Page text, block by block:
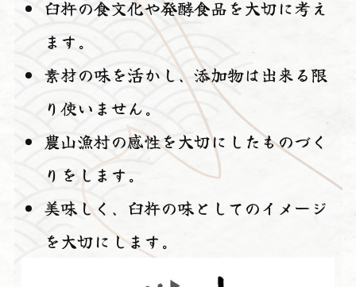
臼杵の食文化や発酵食品を大切に考え
ます。
素材の味を活かし、添加物は出来る限
り使いません。
農山漁村の感性を大切にしたものづく
りをします。
美味しく、臼杵の味としてのイメージ
を大切にします。